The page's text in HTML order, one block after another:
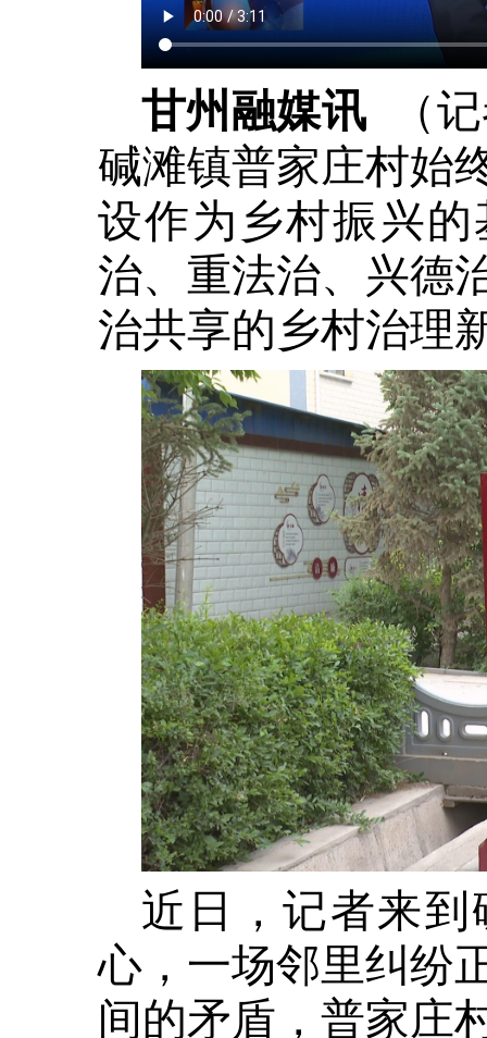
甘州融媒讯
（
碱滩镇普家庄村始
设作为乡村振兴
治、重法治、兴德
治共享的乡村治理
近日，记者来
心，一场邻里纠纷
间的矛盾，普家庄